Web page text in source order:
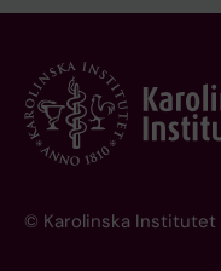
© Karolinska